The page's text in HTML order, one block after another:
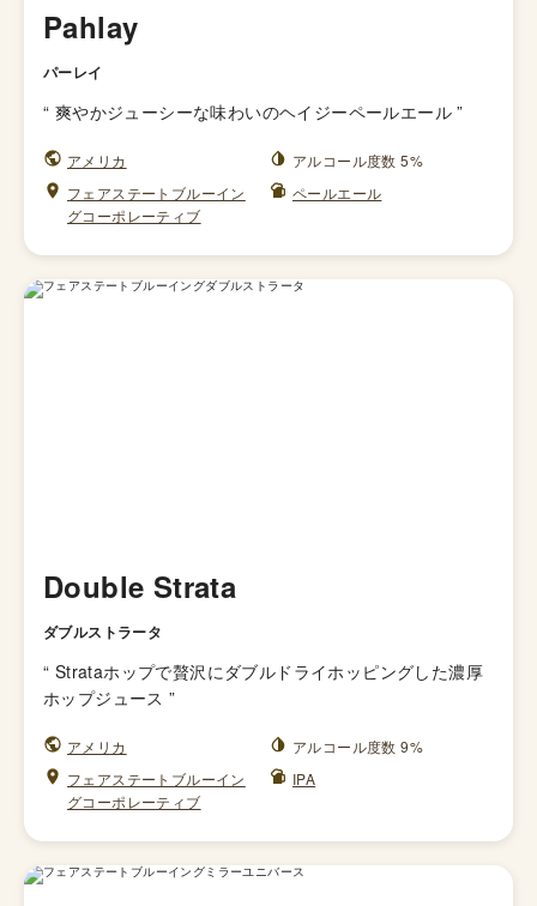
Pahlay
パーレイ
“ 爽やかジューシーな味わいのヘイジーペールエール ”
アメリカ
アルコール度数 5%
フェアステートブルーイン
グコーポレーティブ
ペールエール
Double Strata
ダブルストラータ
“ Strataホップで贅沢にダブルドライホッピングした濃厚
ホップジュース ”
アメリカ
アルコール度数 9%
フェアステートブルーイン
グコーポレーティブ
IPA